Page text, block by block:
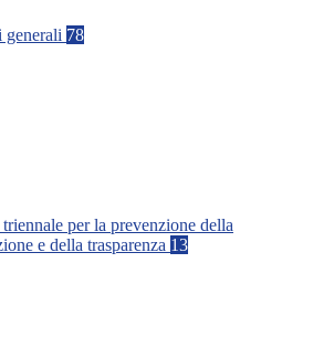
generali 78
per la prevenzione della
e della trasparenza 13